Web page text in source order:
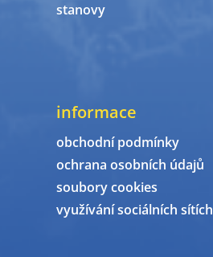
stanovy
informace
obchodní podmínky
ochrana osobních údajů
soubory cookies
využívání sociálních sítích